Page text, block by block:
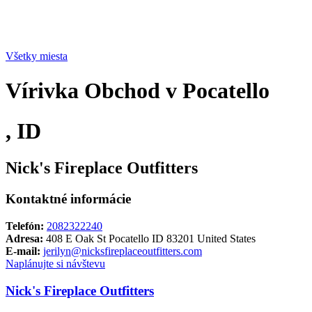
Všetky miesta
Vírivka Obchod v Pocatello
, ID
Nick's Fireplace Outfitters
Kontaktné informácie
Telefón: 2082322240
Adresa: 408 E Oak St Pocatello ID 83201 United States
E-mail: jerilyn@nicksfireplaceoutfitters.com
Naplánujte si návštevu
Nick's Fireplace Outfitters